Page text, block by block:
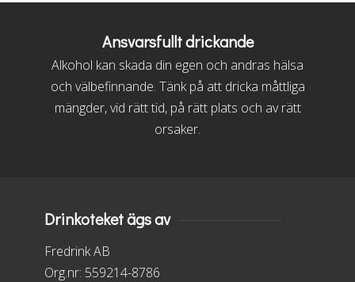
Ansvarsfullt drickande
Alkohol kan skada din egen och andras hälsa
och välbefinnande. Tänk på att dricka måttliga
mängder, vid rätt tid, på rätt plats och av rätt
orsaker.
Drinkoteket ägs av
Fredrink AB
Org.nr: 559214-8786